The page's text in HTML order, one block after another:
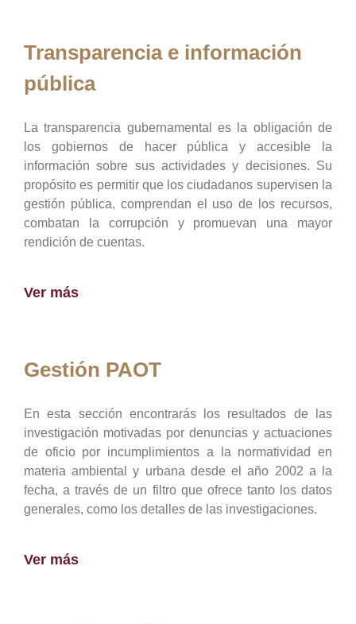
Transparencia e información
pública
La transparencia gubernamental es la obligación de
los gobiernos de hacer pública y accesible la
información sobre sus actividades y decisiones. Su
propósito es permitir que los ciudadanos supervisen la
gestión pública, comprendan el uso de los recursos,
combatan la corrupción y promuevan una mayor
rendición de cuentas.
Ver más
Gestión PAOT
En esta sección encontrarás los resultados de las
investigación motivadas por denuncias y actuaciones
de oficio por incumplimientos a la normatividad en
materia ambiental y urbana desde el año 2002 a la
fecha, a través de un filtro que ofrece tanto los datos
generales, como los detalles de las investigaciones.
Ver más